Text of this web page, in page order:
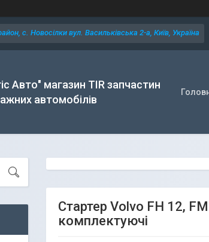
с. Новосілки вул. Васильківська 2-а, Київ, Україна
Авто" магазин TIR запчастин
автомобілів
Стартер Volvo FH 12,
комплектуючі